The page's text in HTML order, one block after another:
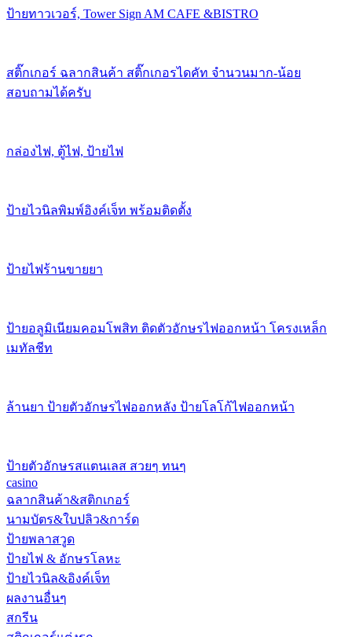
ป้ายทาวเวอร์, Tower Sign AM CAFE &BISTRO
สติ๊กเกอร์ ฉลากสินค้า สติ๊กเกอรไดคัท จำนวนมาก-น้อย
สอบถามได้ครับ
กล่องไฟ, ตู้ไฟ, ป้ายไฟ
ป้ายไวนิลพิมพ์อิงค์เจ็ท พร้อมติดตั้ง
ป้ายไฟร้านขายยา
ป้ายอลูมิเนียมคอมโพสิท ติดตัวอักษรไฟออกหน้า โครงเหล็ก
เมทัลชีท
ล้านยา ป้ายตัวอักษรไฟออกหลัง ป้ายโลโก้ไฟออกหน้า
ป้ายตัวอักษรสแตนเลส สวยๆ ทนๆ
casino
ฉลากสินค้า&สติกเกอร์
นามบัตร&ใบปลิว&การ์ด
ป้ายพลาสวูด
ป้ายไฟ & อักษรโลหะ
ป้ายไวนิล&อิงค์เจ็ท
ผลงานอื่นๆ
สกรีน